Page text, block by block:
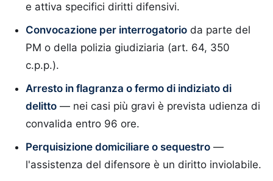
e attiva specifici diritti difensivi.
Convocazione per interrogatorio da parte del
PM o della polizia giudiziaria (art. 64, 350
c.p.p.).
Arresto in flagranza o fermo di indiziato di
delitto — nei casi più gravi è prevista udienza di
convalida entro 96 ore.
Perquisizione domiciliare o sequestro —
l'assistenza del difensore è un diritto inviolabile.